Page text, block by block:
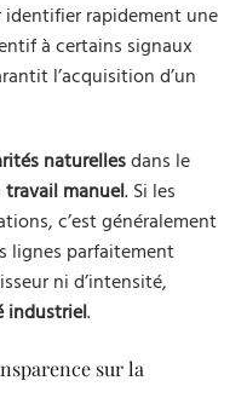
identifier rapidement une
à certains signaux
l’acquisition d’un
naturellesdans le
travail manuel. Si les
c’est généralement
lignes parfaitement
ni d’intensité,
industriel.
sur la